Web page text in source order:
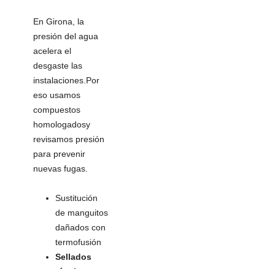
En Girona, la
presión del agua
acelera el
desgaste las
instalaciones.Por
eso usamos
compuestos
homologadosy
revisamos presión
para prevenir
nuevas fugas.
Sustitución
de manguitos
dañados con
termofusión
Sellados